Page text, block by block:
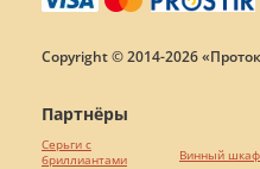
Copyright © 2014-2026
Партнёры
Серьги с
бриллиантами
Винный шкаф